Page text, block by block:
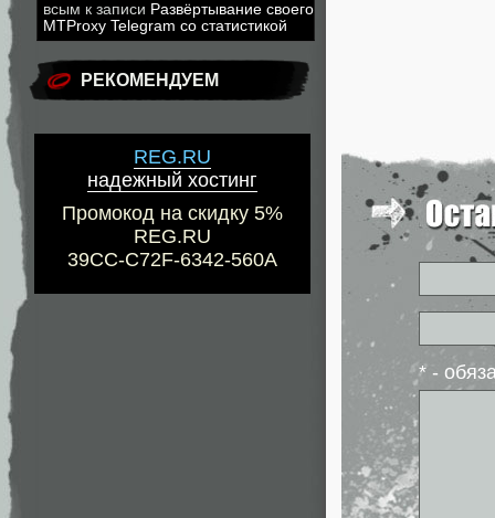
всым к записи Развёртывание своего
MTProxy Telegram со статистикой
РЕКОМЕНДУЕМ
REG.RU
надежный хостинг
Промокод на скидку 5%
REG.RU
39CC-C72F-6342-560A
* -